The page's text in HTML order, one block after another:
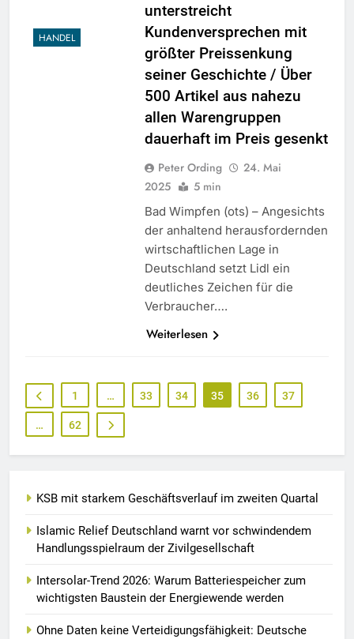
HANDEL
unterstreicht
Kundenversprechen mit
größter Preissenkung
seiner Geschichte / Über
500 Artikel aus nahezu
allen Warengruppen
dauerhaft im Preis gesenkt
Peter Ording
24. Mai
2025
5 min
Bad Wimpfen (ots) – Angesichts
der anhaltend herausfordernden
wirtschaftlichen Lage in
Deutschland setzt Lidl ein
deutliches Zeichen für die
Verbraucher….
Weiterlesen
1 … 33 34 35 36 37
… 62
KSB mit starkem Geschäftsverlauf im zweiten Quartal
Islamic Relief Deutschland warnt vor schwindendem
Handlungsspielraum der Zivilgesellschaft
Intersolar-Trend 2026: Warum Batteriespeicher zum
wichtigsten Baustein der Energiewende werden
Ohne Daten keine Verteidigungsfähigkeit: Deutsche